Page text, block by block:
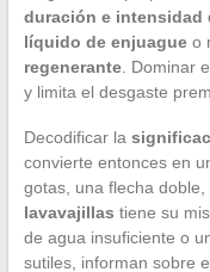
duración e intensidad
líquido de enjuagueo
regenerante. Dominar
y limita el desgaste
Decodificar la
convierte entonces en
gotas, una flecha
lavavajillas tiene su
de agua insuficiente o
sutiles, informan sobre